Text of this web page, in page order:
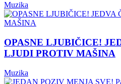
Muzika
OPASNE LJUBIČICE!
LJUDI PROTIV MAŠINA
Muzika